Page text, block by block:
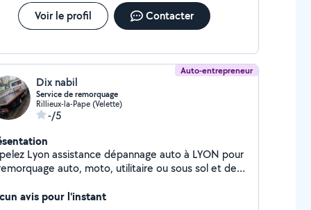
Voir le profil Contacter
Auto-entrepreneur
Dix nabil
Service de remorquage
Rillieux-la-Pape (Velette)
-/5
Lyon assistance dépannage auto à LYON pour
auto, moto, utilitaire ou sous sol et de
7 jours / 7. Nos services de dépannage portent
avis pour l'instant